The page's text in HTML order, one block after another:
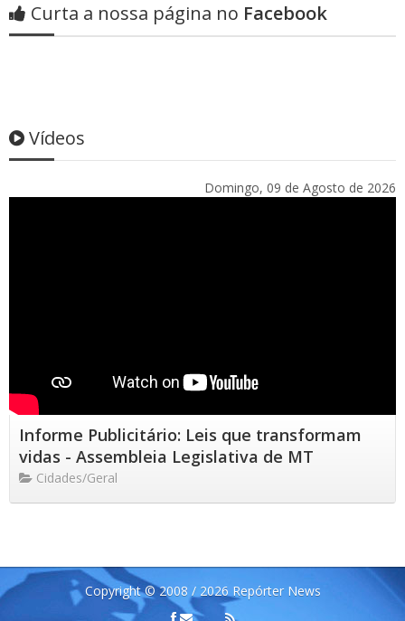
Curta a nossa página no Facebook
Vídeos
Domingo, 09 de Agosto de 2026
Informe Publicitário: Leis que transformam
vidas - Assembleia Legislativa de MT
Cidades/Geral
Copyright © 2008 / 2026 Repórter News